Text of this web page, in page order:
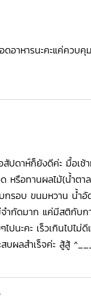
อาหารนะคะแค่ควบคุม
ดาห์ก็ยังดีค่ะ มื้อเช้า
หรือทานผลไม้(น้ำตา
รอบ ขนมหวาน น้ำอั
ำกัดมาก แค่มีสติกับก
ปนะคะ เร็วเกินไปไม่
บผลสำเร็จค่ะ สู้สู้